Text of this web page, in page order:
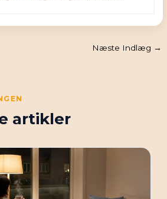
Næste Indlæg →
artikler